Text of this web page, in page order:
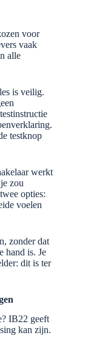
voor
vaak
alle
is veilig.
testknop
werkt
zou
opties:
voelen
zonder dat
hand is. Je
dit is ter
IB22 geeft
kan zijn.